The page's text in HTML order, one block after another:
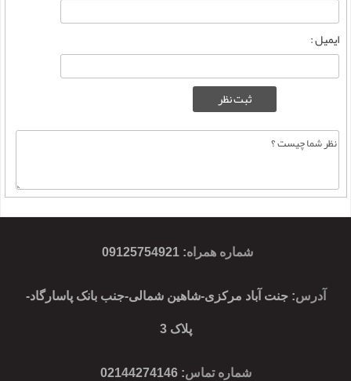
ایمیل :
شماره همراه:
09125754921
آدرس: جنت آباد مرکزی-شاهین شمالی-جنب بانک پاسارگاد-
پلاک 3
شماره تماس: 02144274146